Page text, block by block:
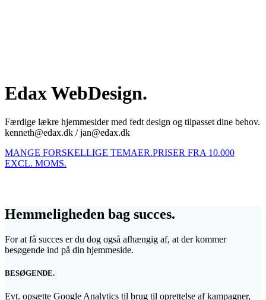
Edax WebDesign.
Færdige lækre hjemmesider med fedt design og tilpasset dine behov.
kenneth@edax.dk / jan@edax.dk
MANGE FORSKELLIGE TEMAER.PRISER FRA 10.000
EXCL. MOMS.
Hemmeligheden bag succes.
For at få succes er du dog også afhængig af, at der kommer
besøgende ind på din hjemmeside.
BESØGENDE.
Evt. opsætte Google Analytics til brug til oprettelse af kampagner,